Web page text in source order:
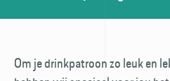
Om je drinkpatroon zo leuk en